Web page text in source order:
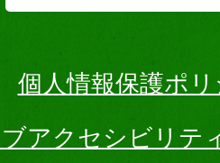
個人情報保護ポ
アクセシビリテ